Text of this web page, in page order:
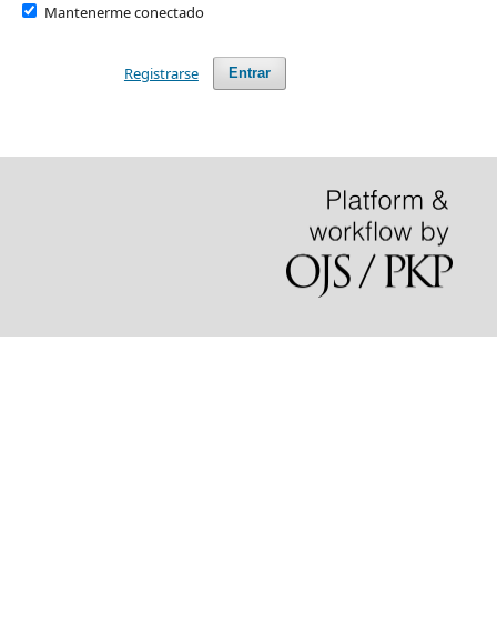
Mantenerme conectado
Entrar
Registrarse